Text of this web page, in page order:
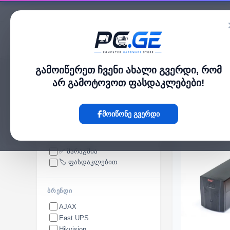
გამოიწერეთ ჩვენი ახალი გვერდი, რომ
არ გამოტოვოთ ფასდაკლებები!
მოიწონე გვერდი
კატალოგი
pc.ge/უწყვეტი კვების წყაროები
უწყვეტი კვების წყაროები
✅ მარაგშია
🏷️ ფასდაკლებით
ᲑᲠᲔᲜᲓᲘ
AJAX
East UPS